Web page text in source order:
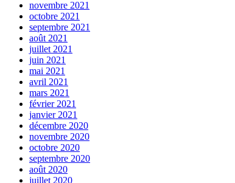
novembre 2021
octobre 2021
septembre 2021
août 2021
juillet 2021
juin 2021
mai 2021
avril 2021
mars 2021
février 2021
janvier 2021
décembre 2020
novembre 2020
octobre 2020
septembre 2020
août 2020
juillet 2020